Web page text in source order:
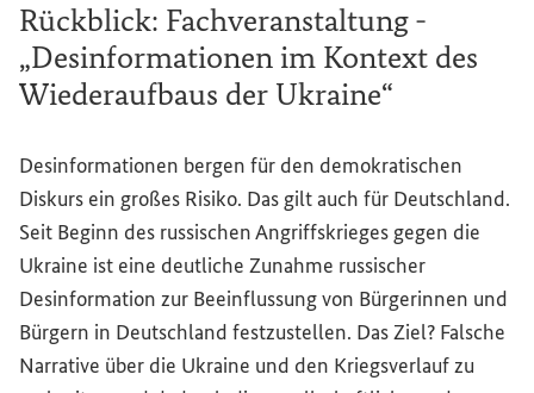
Rückblick: Fachveranstaltung -
„Desinformationen im Kontext des
Wiederaufbaus der Ukraine“
Desinformationen bergen für den demokratischen
Diskurs ein großes Risiko. Das gilt auch für Deutschland.
Seit Beginn des russischen Angriffskrieges gegen die
Ukraine ist eine deutliche Zunahme russischer
Desinformation zur Beeinflussung von Bürgerinnen und
Bürgern in Deutschland festzustellen. Das Ziel? Falsche
Narrative über die Ukraine und den Kriegsverlauf zu